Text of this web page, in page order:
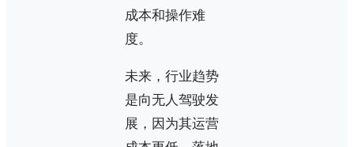
成本和操作难
度。
未来，行业趋势
是向无人驾驶发
展，因为其运营